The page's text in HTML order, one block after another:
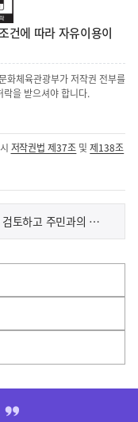
건에 따라 자유이용이
화체육관광부가 저작권 전부를
을 받으셔야 합니다.
저작권법 제37조 및제138조
(설명) 법적 절차에 따라 전력망 사업을 검토하고 주민과의 소통을 지속 강화중